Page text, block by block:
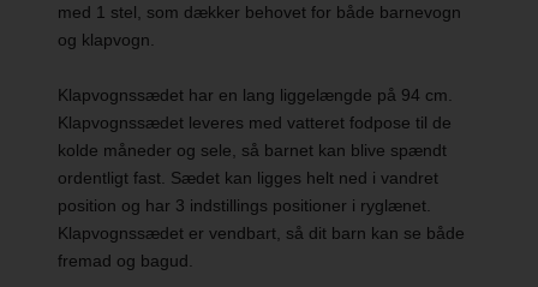
med 1 stel, som dækker behovet for både barnevogn
og klapvogn.
Klapvognssædet har en lang liggelængde på 94 cm.
Klapvognssædet leveres med vatteret fodpose til de
kolde måneder og sele, så barnet kan blive spændt
ordentligt fast. Sædet kan ligges helt ned i vandret
position og har 3 indstillings positioner i ryglænet.
Klapvognssædet er vendbart, så dit barn kan se både
fremad og bagud.